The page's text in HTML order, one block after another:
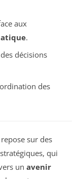
aux
.
décisions
des
repose sur des
stratégiques, qui
un avenir